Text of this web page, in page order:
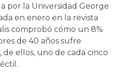
por la Universidad George
en enero en la revista
comprobó cómo un 8%
de 40 años sufre
ellos, uno de cada cinco